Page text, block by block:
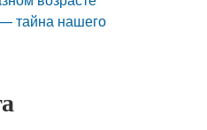
— тайна нашего